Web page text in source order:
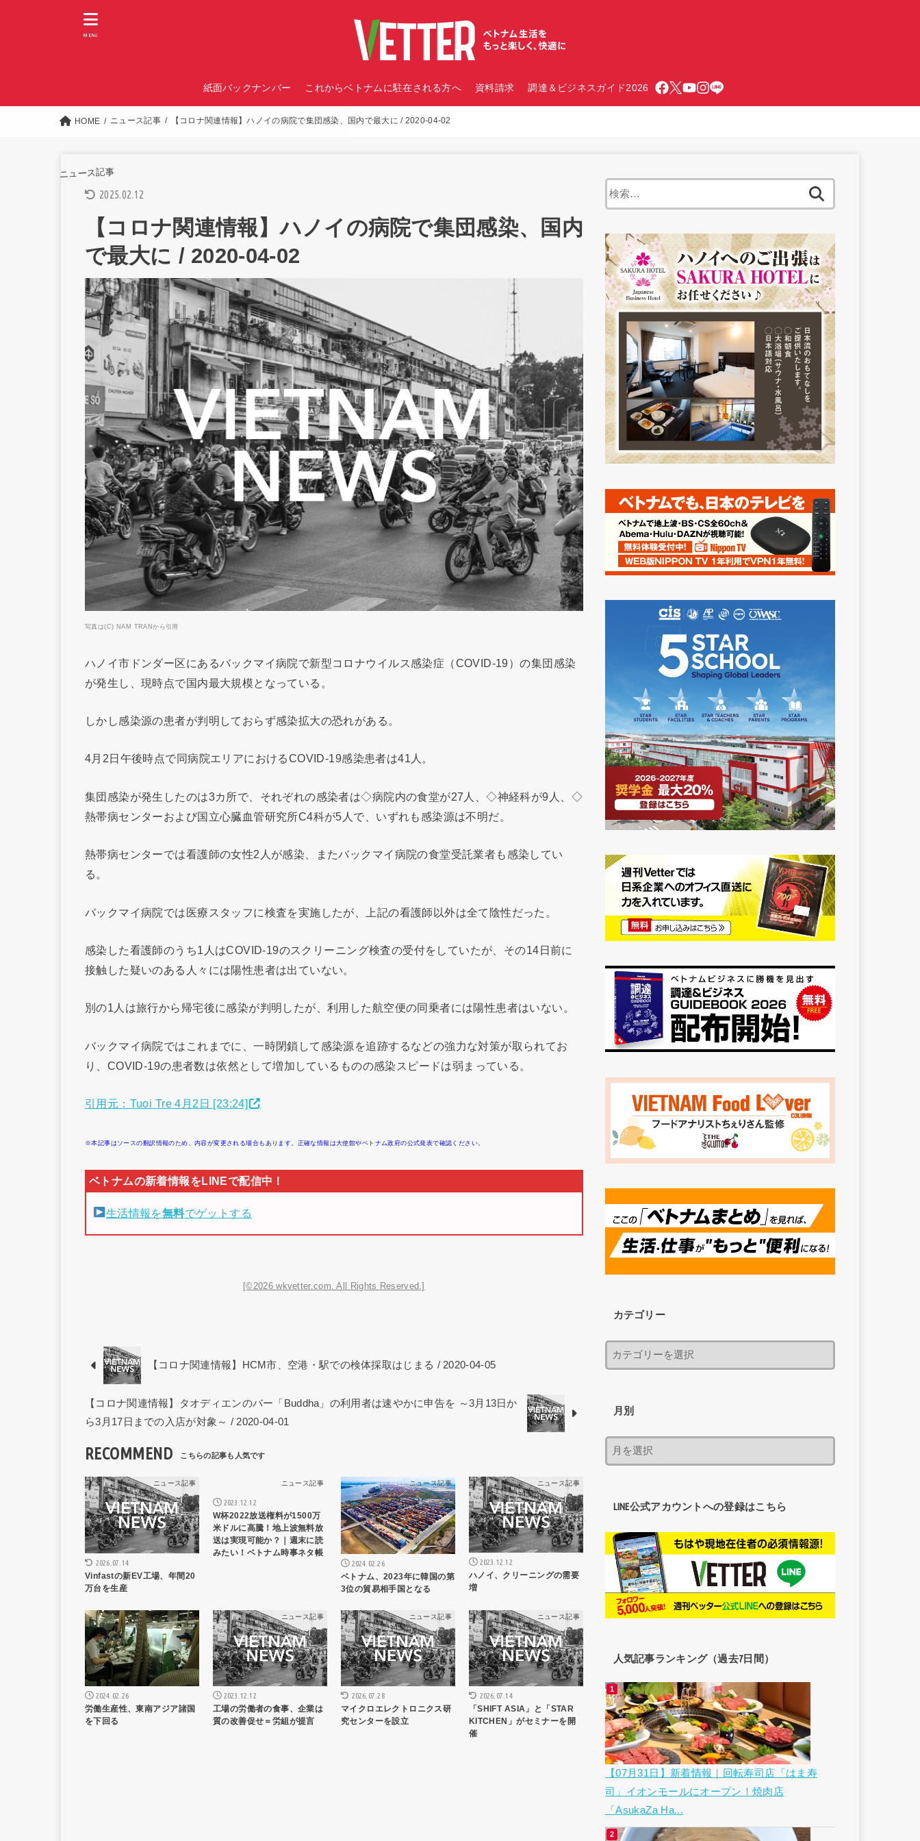
紙面バックナンバー これからベトナムに駐在される方へ 資料請求 調達＆ビジネスガイド2026
MENU
HOME ニュース記事 【コロナ関連情報】ハノイの病院で集団感染、国内で最大に / 2020-04-02
ニュース記事
2025.02.12
【コロナ関連情報】ハノイの病院で集団感染、国内
で最大に / 2020-04-02
写真は(C) NAM TRANから引用
ハノイ市ドンダー区にあるバックマイ病院で新型コロナウイルス感染症（COVID-19）の集団感染
が発生し、現時点で国内最大規模となっている。
しかし感染源の患者が判明しておらず感染拡大の恐れがある。
4月2日午後時点で同病院エリアにおけるCOVID-19感染患者は41人。
集団感染が発生したのは3カ所で、それぞれの感染者は◇病院内の食堂が27人、◇神経科が9人、◇
熱帯病センターおよび国立心臓血管研究所C4科が5人で、いずれも感染源は不明だ。
熱帯病センターでは看護師の女性2人が感染、またバックマイ病院の食堂受託業者も感染してい
る。
バックマイ病院では医療スタッフに検査を実施したが、上記の看護師以外は全て陰性だった。
感染した看護師のうち1人はCOVID-19のスクリーニング検査の受付をしていたが、その14日前に
接触した疑いのある人々には陽性患者は出ていない。
別の1人は旅行から帰宅後に感染が判明したが、利用した航空便の同乗者には陽性患者はいない。
バックマイ病院ではこれまでに、一時閉鎖して感染源を追跡するなどの強力な対策が取られてお
り、COVID-19の患者数は依然として増加しているものの感染スピードは弱まっている。
引用元：Tuoi Tre 4月2日 [23:24]
※本記事はソースの翻訳情報のため、内容が変更される場合もあります。正確な情報は大使館やベトナム政府の公式発表で確認ください。
生活情報を無料でゲットする
[©2026 wkvetter.com. All Rights Reserved.]
【コロナ関連情報】HCM市、空港・駅での検体採取はじまる / 2020-04-05
【コロナ関連情報】タオディエンのバー「Buddha」の利用者は速やかに申告を ～3月13日か
ら3月17日までの入店が対象～ / 2020-04-01
RECOMMEND
ニュース記事
2026.07.14
Vinfastの新EV工場、年間20
万台を生産
ニュース記事
2023.12.12
W杯2022放送権料が1500万
米ドルに高騰！地上波無料放
送は実現可能か？｜週末に読
みたい！ベトナム時事ネタ帳
ニュース記事
2024.02.26
ベトナム、2023年に韓国の第
3位の貿易相手国となる
ニュース記事
2023.12.12
ハノイ、クリーニングの需要
増
ニュース記事
2024.02.26
労働生産性、東南アジア諸国
を下回る
ニュース記事
2023.12.12
工場の労働者の食事、企業は
質の改善促せ＝労組が提言
ニュース記事
2026.07.28
マイクロエレクトロニクス研
究センターを設立
ニュース記事
2026.07.14
「SHIFT ASIA」と「STAR
KITCHEN」がセミナーを開
催
カテゴリー
月別
LINE公式アカウントへの登録はこちら
人気記事ランキング（過去7日間）
【07月31日】新着情報｜回転寿司店「はま寿
司」イオンモールにオープン！焼肉店
「AsukaZa Ha...